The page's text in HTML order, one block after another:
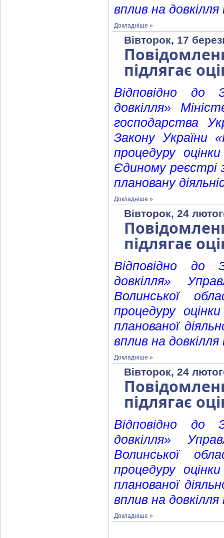
вплив на
Докладніше »
Вівторок, 17
підлягає
Відповідно до
довкілля»
господарства
Закону України
процедуру
Єдиному реєстрі
плановану
Докладніше »
Вівторок, 24
підлягає
Відповідно до
довкілля»
Волинської
процедуру
планованої
вплив на
Докладніше »
Вівторок, 24
підлягає
Відповідно до
довкілля»
Волинської
процедуру
планованої
вплив на
Докладніше »